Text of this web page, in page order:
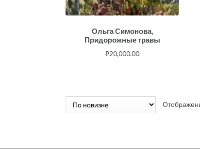
Ольга Симонова,
Придорожные травы
₽20,000.00